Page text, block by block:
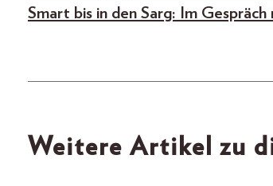
Smart bis in den Sarg: Im
Weitere Artikel zu